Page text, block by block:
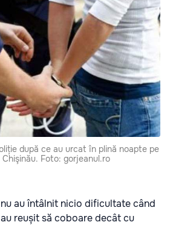
după ce au urcat în plină noapte pe
Foto: gorjeanul.ro
au întâlnit nicio dificultate când
reușit să coboare decât cu